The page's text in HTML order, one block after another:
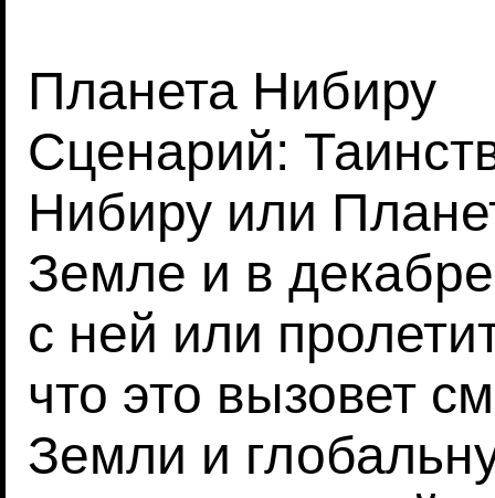
Планета Нибиру
Сценарий:
Нибиру или
Земле и в
с ней или
что это вызовет
Земли и